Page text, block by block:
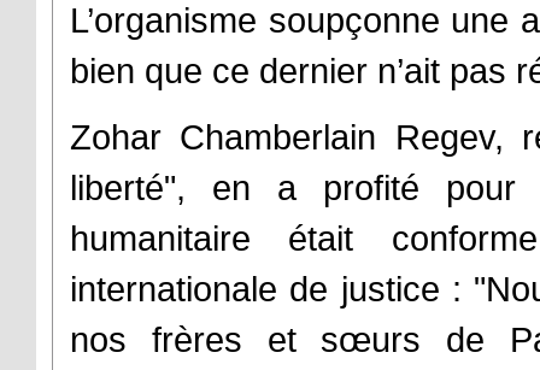
L’organisme soupçonne une
bien que ce dernier n’ait pas
Zohar Chamberlain Regev,
liberté", en a profité pour
humanitaire était
internationale de justice :
nos frères et sœurs de